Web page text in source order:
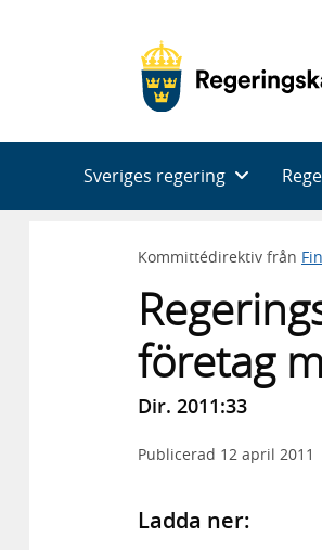
Sveriges regering
Kommittédirektiv från
företag
Dir. 2011:33
Publicerad 12 april 2011
Ladda ner: